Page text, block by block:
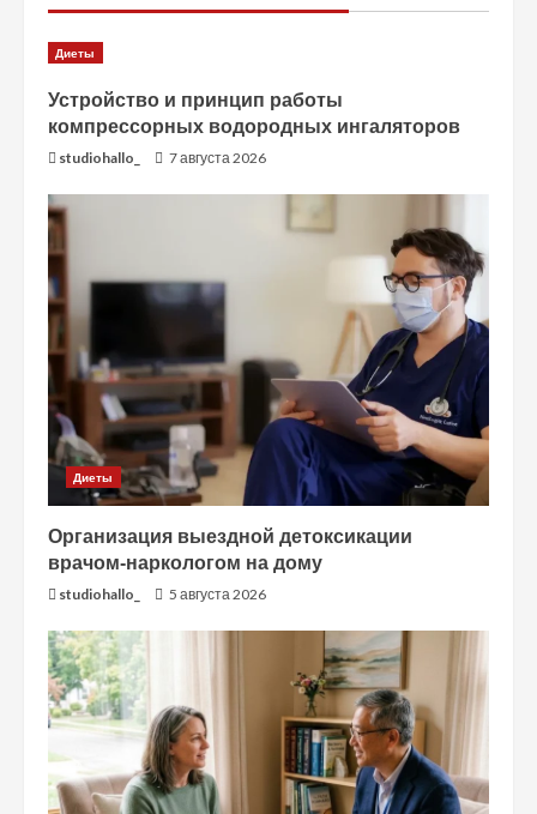
Диеты
Устройство и принцип работы
компрессорных водородных ингаляторов
studiohallo_ 7 августа 2026
Диеты
Организация выездной детоксикации
врачом-наркологом на дому
studiohallo_ 5 августа 2026